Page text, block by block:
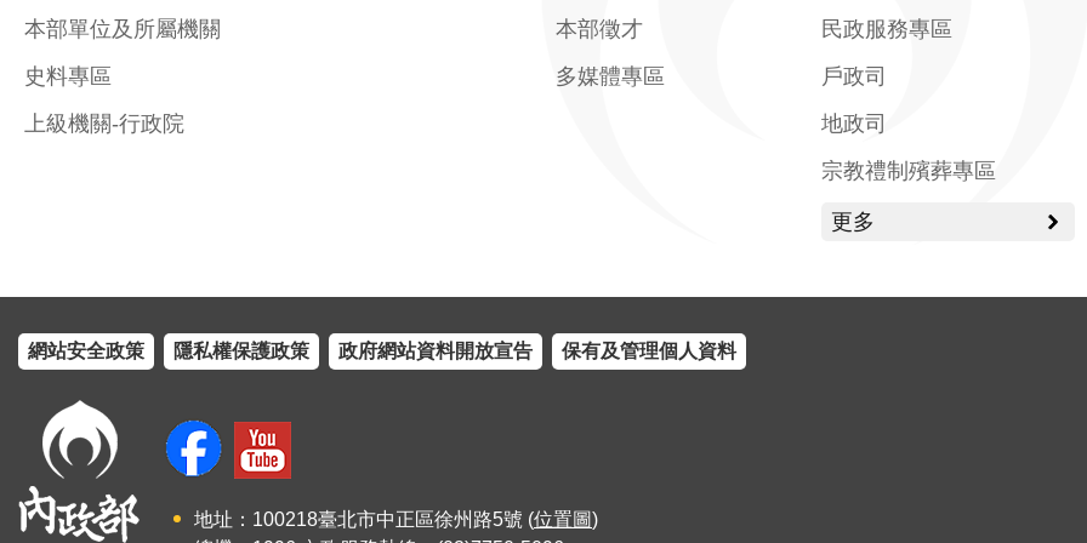
本部單位及所屬機關
史料專區
上級機關-行政院
本部徵才
多媒體專區
民政服務專區
戶政司
地政司
宗教禮制殯葬專區
更多
網站安全政策 隱私權保護政策 政府網站資料開放宣告 保有及管理個人資料
地址：100218臺北市中正區徐州路5號 (位置圖)